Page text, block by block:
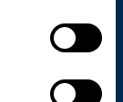
มเข้ากับสาย
ย่างต่อเนื่อง